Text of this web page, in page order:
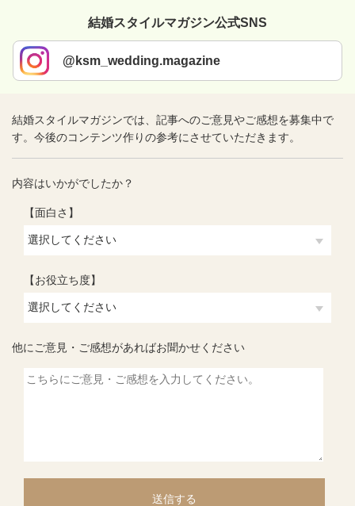
結婚スタイルマガジン公式SNS
@ksm_wedding.magazine
結婚スタイルマガジンでは、記事へのご意見やご感想を募集中で
す。今後のコンテンツ作りの参考にさせていただきます。
内容はいかがでしたか？
【面白さ】
【お役立ち度】
他にご意見・ご感想があればお聞かせください
送信する